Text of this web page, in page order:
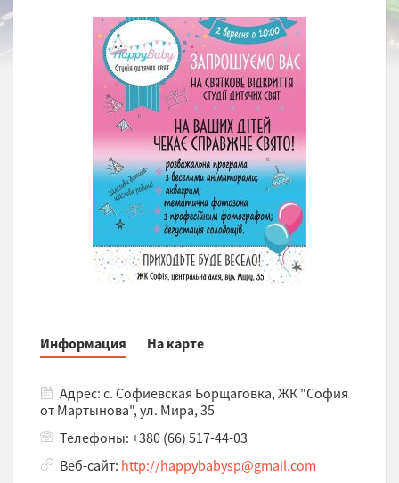
Информация На карте
Адрес: с. Софиевская Борщаговка, ЖК "София
от Мартынова", ул. Мира, 35
Телефоны: +380 (66) 517-44-03
Веб-сайт: http://happybabysp@gmail.com